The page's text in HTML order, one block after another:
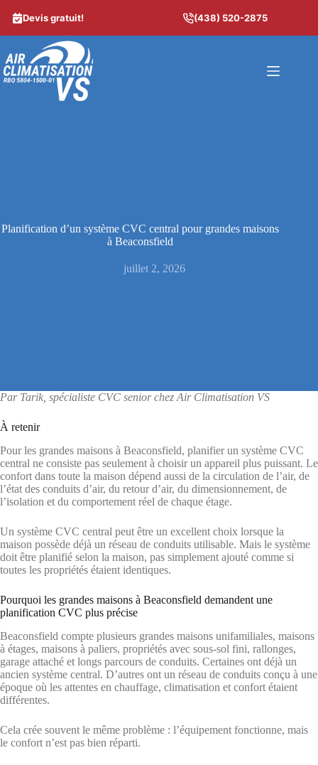
Devis gratuit! (438) 520-2875
Planification d’un système CVC central pour grandes maisons
à Beaconsfield
juillet 2, 2026
Par Tarik, spécialiste CVC senior chez Air Climatisation VS
À retenir
Pour les grandes maisons à Beaconsfield, planifier un système CVC
central ne consiste pas seulement à choisir un appareil plus puissant. Le
confort dans toute la maison dépend aussi de la circulation de l’air, de
l’état des conduits d’air, du retour d’air, du dimensionnement, de
l’isolation et du comportement réel de chaque étage.
Un système CVC central peut être un excellent choix lorsque la
maison possède déjà un réseau de conduits utilisable. Mais le système
doit être planifié selon la maison, pas simplement ajouté comme si
toutes les propriétés étaient identiques.
Pourquoi les grandes maisons à Beaconsfield demandent une
planification CVC plus précise
Beaconsfield compte plusieurs grandes maisons unifamiliales, maisons
à étages, maisons à paliers, propriétés avec sous-sol fini, rallonges,
garage attaché et longs parcours de conduits. Certaines ont déjà un
ancien système central. D’autres ont un réseau de conduits conçu à une
époque où les attentes en chauffage, climatisation et confort étaient
différentes.
Cela crée souvent le même problème : l’équipement fonctionne, mais
le confort n’est pas bien réparti.